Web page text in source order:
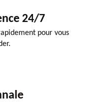
24/7
pour vous